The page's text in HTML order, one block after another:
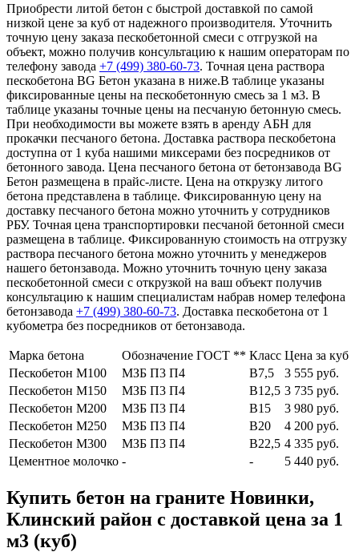
Приобрести литой бетон с быстрой доставкой по самой
низкой цене за куб от надежного производителя. Уточнить
точную цену заказа пескобетонной смеси с отгрузкой на
объект, можно получив консультацию к нашим операторам по
телефону завода +7 (499) 380-60-73. Точная цена раствора
пескобетона BG Бетон указана в ниже.В таблице указаны
фиксированные цены на пескобетонную смесь за 1 м3. В
таблице указаны точные цены на песчаную бетонную смесь.
При необходимости вы можете взять в аренду АБН для
прокачки песчаного бетона. Доставка раствора пескобетона
доступна от 1 куба нашими миксерами без посредников от
бетонного завода. Цена песчаного бетона от бетонзавода BG
Бетон размещена в прайс-листе. Цена на открузку литого
бетона представлена в таблице. Фиксированную цену на
доставку песчаного бетона можно уточнить у сотрудников
РБУ. Точная цена транспортировки песчаной бетонной смеси
размещена в таблице. Фиксированную стоимость на отгрузку
раствора песчаного бетона можно уточнить у менеджеров
нашего бетонзавода. Можно уточнить точную цену заказа
пескобетонной смеси с открузкой на ваш объект получив
консультацию к нашим специалистам набрав номер телефона
бетонзавода +7 (499) 380-60-73. Доставка пескобетона от 1
кубометра без посредников от бетонзавода.
Марка бетона Обозначение ГОСТ ** Класс Цена за куб
Пескобетон М100
МЗБ П3 П4 В7,5
3 555 руб.
Пескобетон М150
МЗБ П3 П4 В12,5 3 735 руб.
Пескобетон М200
МЗБ П3 П4 В15
3 980 руб.
Пескобетон М250
МЗБ П3 П4 В20
4 200 руб.
Пескобетон М300
МЗБ П3 П4 В22,5 4 335 руб.
Цементное молочко - - 5 440 руб.
Купить бетон на граните Новинки,
Клинский район с доставкой цена за 1
м3 (куб)